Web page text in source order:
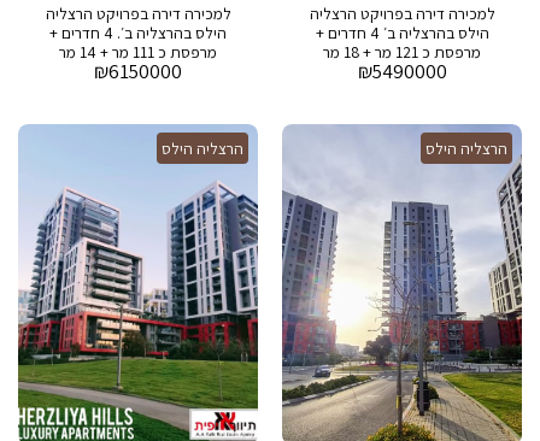
למכירה דירה בפרויקט הרצליה
הילס בהרצליה ב׳ 4 חדרים +
מרפסת כ 121 מר + 18 מר
מרפסת בפרויקט: בריכה , חדר
₪5490000
למכירה דירה בפרויקט הרצליה
הילס בהרצליה ב׳. 4 חדרים +
מרפסת כ 111 מר + 14 מר
מרפסת בפרויקט: בריכה , חדר
₪6150000
הרצליה הילס הרצליה הילס